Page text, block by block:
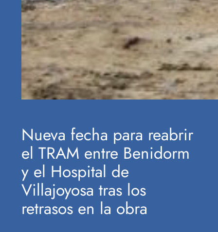
Nueva fecha para reabrir
el TRAM entre Benidorm
y el Hospital de
Villajoyosa tras los
retrasos en la obra